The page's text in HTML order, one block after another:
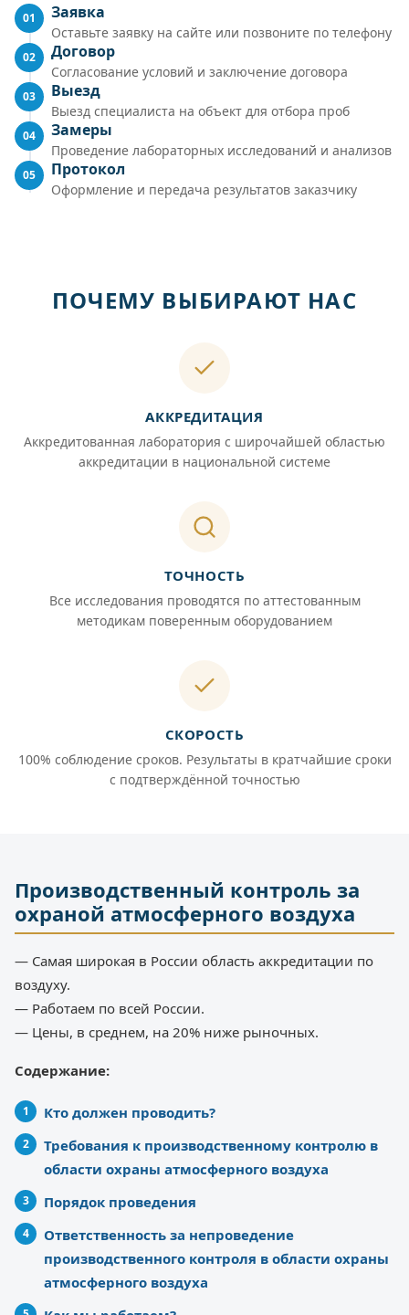
01 Заявка
Оставьте заявку на сайте или позвоните по телефону
02 Договор
Согласование условий и заключение договора
03 Выезд
Выезд специалиста на объект для отбора проб
04 Замеры
Проведение лабораторных исследований и анализов
05 Протокол
Оформление и передача результатов заказчику
ПОЧЕМУ ВЫБИРАЮТ НАС
АККРЕДИТАЦИЯ
Аккредитованная лаборатория с широчайшей областью
аккредитации в национальной системе
ТОЧНОСТЬ
Все исследования проводятся по аттестованным
методикам поверенным оборудованием
СКОРОСТЬ
100% соблюдение сроков. Результаты в кратчайшие сроки
с подтверждённой точностью
Производственный контроль за
охраной атмосферного воздуха
— Самая широкая в России область аккредитации по
воздуху.
— Работаем по всей России.
— Цены, в среднем, на 20% ниже рыночных.
Содержание:
Кто должен проводить?
Требования к производственному контролю в
области охраны атмосферного воздуха
Порядок проведения
Ответственность за непроведение
производственного контроля в области охраны
атмосферного воздуха